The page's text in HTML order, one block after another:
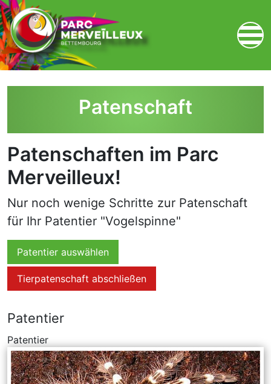
zum Inhalt
Patenschaft
Patenschaften im Parc
Merveilleux!
Nur noch wenige Schritte zur Patenschaft
für Ihr Patentier "Vogelspinne"
Patentier auswählen
Tierpatenschaft abschließen
Patentier
Patentier